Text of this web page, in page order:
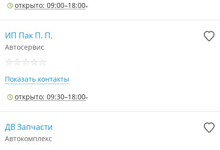
открыто: 09:00–18:00
ИП Пак П. П.
Автосервис
Показать контакты
открыто: 09:30–18:00
ДВ Запчасти
Автокомплекс